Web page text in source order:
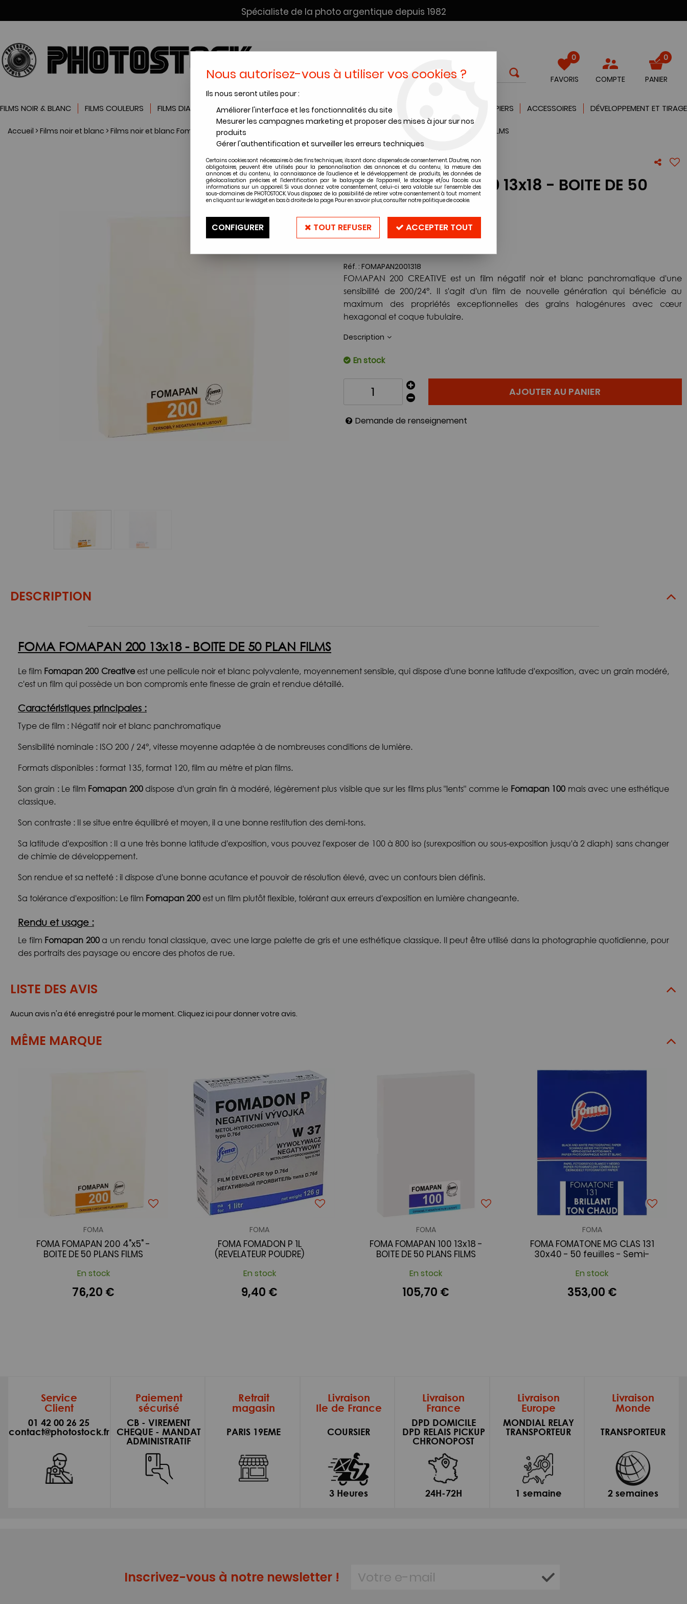
Spécialiste de la photo argentique depuis 1982
0
FAVORIS COMPTE
0
PANIER
FILMS NOIR & BLANC FILMS COULEURS FILMS DIAPOSITIVES SERVICE DÉV. + SCAN INSTANTANÉS PAPIERS ACCESSOIRES DÉVELOPPEMENT ET TIRAGE
Accueil >Films noir et blanc >Films noir et blanc Foma Films noir et blanc Foma Plan films FOMA FOMAPAN 200 13x18 - BOITE DE 50 PLANS FILMS
FOMA FOMAPAN 200 13x18 - BOITE DE 50
PLANS FILMS
Soyez le premier à donner votre avis !
113,80€TTC
Réf. : FOMAPAN2001318
FOMAPAN 200 CREATIVE est un film négatif noir et blanc panchromatique d'une
sensibilité de 200/24°. Il s'agit d'un film de nouvelle génération qui bénéficie au
maximum des propriétés exceptionnelles des grains halogénures avec cœur
hexagonal et coque tubulaire.
Description
En stock
AJOUTER AU PANIER
Demande de renseignement
DESCRIPTION
FOMA FOMAPAN 200 13x18 - BOITE DE 50 PLAN FILMS
Le film Fomapan 200 Creativeest une pellicule noir et blanc polyvalente, moyennement sensible, qui dispose d'une bonne latitude d'exposition, avec un grain modéré,
c'est un film qui possède un bon compromis ente finesse de grain et rendue détaillé.
Caractéristiques principales :
Type de film : Négatif noir et blanc panchromatique
Sensibilité nominale : ISO 200 / 24°, vitesse moyenne adaptée à de nombreuses conditions de lumière.
Formats disponibles : format 135, format 120, film au mètre et plan films.
Son grain : Le film Fomapan 200dispose d'un grain fin à modéré, légèrement plus visible que sur les films plus "lents" comme le Fomapan 100 mais avec une esthétique
classique.
Son contraste : Il se situe entre équilibré et moyen, il a une bonne restitution des demi-tons.
Sa latitude d'exposition : Il a une très bonne latitude d'exposition, vous pouvez l'exposer de 100 à 800 iso (surexposition ou sous-exposition jusqu'à 2 diaph) sans changer
de chimie de développement.
Son rendue et sa netteté : il dispose d'une bonne acutance et pouvoir de résolution élevé, avec un contours bien définis.
Sa tolérance d'exposition: Le film Fomapan 200 est un film plutôt flexible, tolérant aux erreurs d'exposition en lumière changeante.
Rendu et usage :
Le film Fomapan 200a un rendu tonal classique, avec une large palette de gris et une esthétique classique. Il peut être utilisé dans la photographie quotidienne, pour
des portraits des paysage ou encore des photos de rue.
LISTE DES AVIS
Aucun avis n'a été enregistré pour le moment. Cliquez ici pour donner votre avis.
MÊME MARQUE
FOMA
FOMA FOMAPAN 200 4"x5" -
BOITE DE 50 PLANS FILMS
En stock
76,20 €
FOMA
FOMA FOMADON P 1L
(REVELATEUR POUDRE)
En stock
9,40 €
FOMA
FOMA FOMAPAN 100 13x18 -
BOITE DE 50 PLANS FILMS
En stock
105,70 €
FOMA
FOMA FOMATONE MG CLAS 131
30x40 - 50 feuilles - Semi-
En stock
353,00 €
Service
Client
01 42 00 26 25
contact@photostock.fr
Paiement
sécurisé
CB - VIREMENT
CHEQUE - MANDAT
ADMINISTRATIF
Retrait
magasin
PARIS 19EME
Livraison
Ile de France
COURSIER
3 Heures
Livraison
France
DPD DOMICILE
DPD RELAIS PICKUP
CHRONOPOST
24H-72H
Livraison
Europe
MONDIAL RELAY
TRANSPORTEUR
1 semaine
Livraison
Monde
TRANSPORTEUR
2 semaines
Inscrivez-vous à notre newsletter !
Nous autorisez-vous à utiliser vos cookies ?
Ils nous seront utiles pour :
Améliorer l'interface et les fonctionnalités du site
Mesurer les campagnes marketing et proposer des mises à jour sur nos
produits
Gérer l'authentification et surveiller les erreurs techniques
Certains cookies sont nécessaires à des fins techniques, ils sont donc dispensés de consentement. D'autres, non
obligatoires, peuvent être utilisés pour la personnalisation des annonces et du contenu, la mesure des
annonces et du contenu, la connaissance de l'audience et le développement de produits, les données de
géolocalisation précises et l'identification par le balayage de l'appareil, le stockage et/ou l'accès aux
informations sur un appareil. Si vous donnez votre consentement, celui-ci sera valable sur l’ensemble des
sous-domaines de PHOTOSTOCK. Vous disposez de la possibilité de retirer votre consentement à tout moment
en cliquant sur le widget en bas à droite de la page. Pour en savoir plus, consulter notre politique de cookie.
CONFIGURER TOUT REFUSER ACCEPTER TOUT